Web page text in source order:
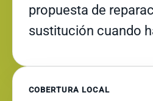
propuesta de
sustitución cuando
COBERTURA LOCAL